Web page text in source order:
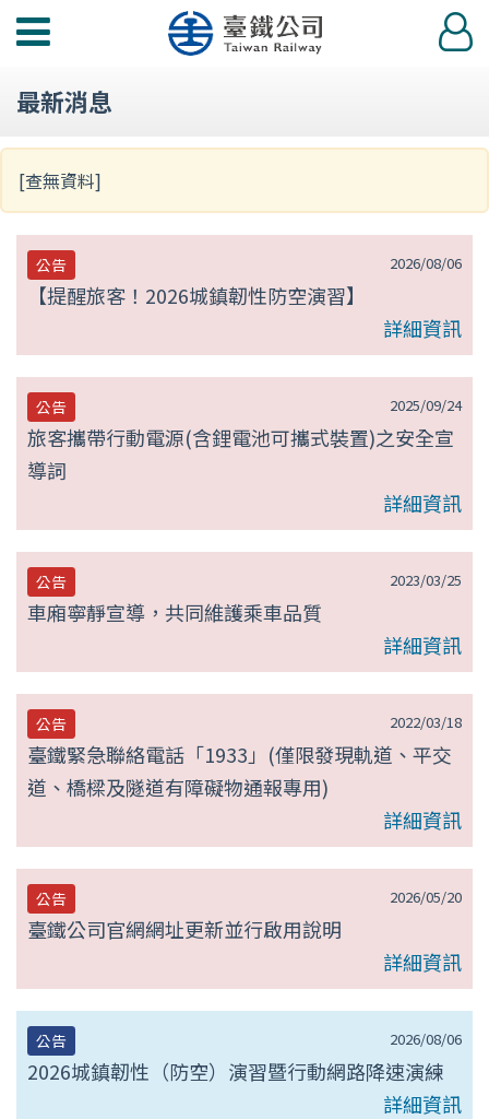
功
選
登
入
最新消息
[查無資料]
2026/08/06
公告
【提醒旅客！2026城鎮韌性防空演習】
詳細資訊
2025/09/24
公告
旅客攜帶行動電源(含鋰電池可攜式裝置)之安全宣
導詞
詳細資訊
2023/03/25
公告
車廂寧靜宣導，共同維護乘車品質
詳細資訊
2022/03/18
公告
臺鐵緊急聯絡電話「1933」(僅限發現軌道、平交
道、橋樑及隧道有障礙物通報專用)
詳細資訊
2026/05/20
公告
臺鐵公司官網網址更新並行啟用說明
詳細資訊
2026/08/06
公告
2026城鎮韌性（防空）演習暨行動網路降速演練
詳細資訊